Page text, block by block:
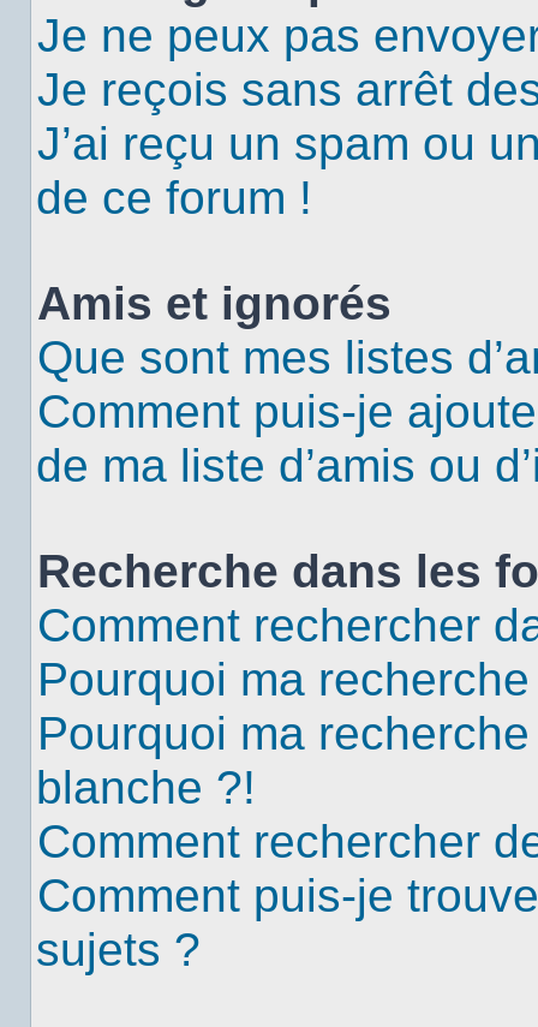
Je ne peux pas
Je reçois sans arrêt
J’ai reçu un spam ou
de ce forum !
Amis et ignorés
Que sont mes listes
Comment puis-je
de ma liste d’amis ou
Recherche dans les
Comment rechercher
Pourquoi ma
Pourquoi ma
blanche ?!
Comment rechercher
Comment puis-je
sujets ?